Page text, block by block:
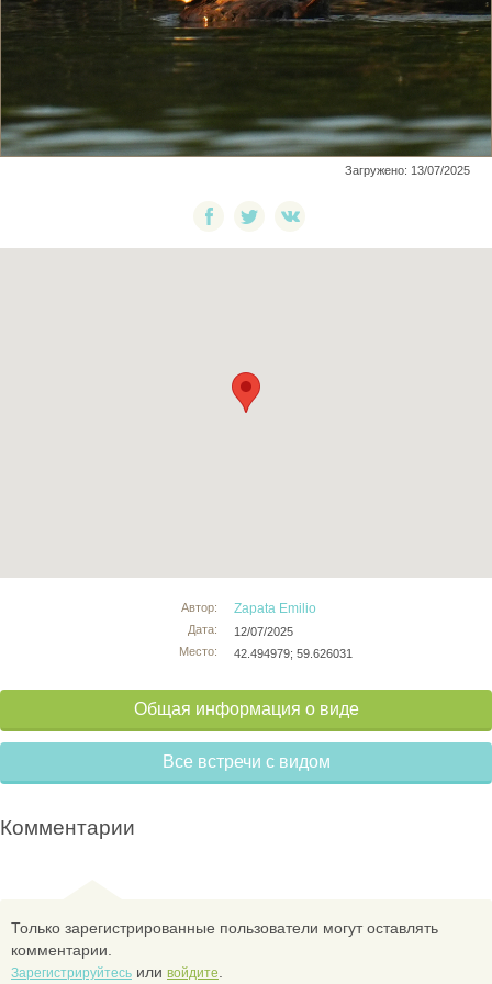
Загружено: 13/07/2025
Автор:
Дата:
Место:
Zapata Emilio
12/07/2025
42.494979; 59.626031
Общая информация о виде
Все встречи с видом
Комментарии
Только зарегистрированные пользователи могут оставлять
комментарии.
Зарегистрируйтесь или войдите